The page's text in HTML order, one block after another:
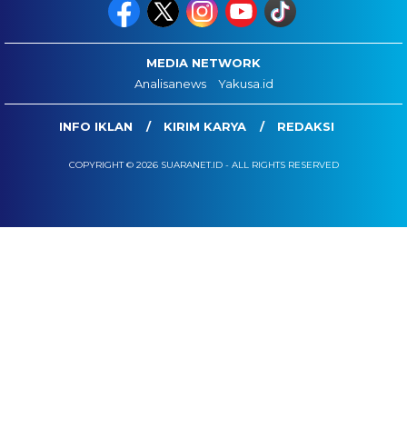
MEDIA NETWORK
Analisanews
Yakusa.id
INFO IKLAN KIRIM KARYA REDAKSI
COPYRIGHT © 2026 SUARANET.ID - ALL RIGHTS RESERVED